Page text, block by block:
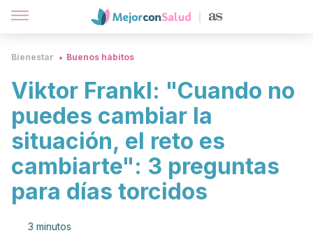
Bienestar Buenos hábitos
Viktor Frankl: "Cuando no
puedes cambiar la
situación, el reto es
cambiarte": 3 preguntas
para días torcidos
3 minutos